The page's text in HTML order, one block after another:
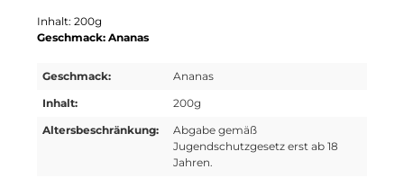
Inhalt: 200g
Geschmack: Ananas
Geschmack:
Ananas
Inhalt:
200g
Altersbeschränkung:
Abgabe gemäß
Jugendschutzgesetz erst ab 18
Jahren.